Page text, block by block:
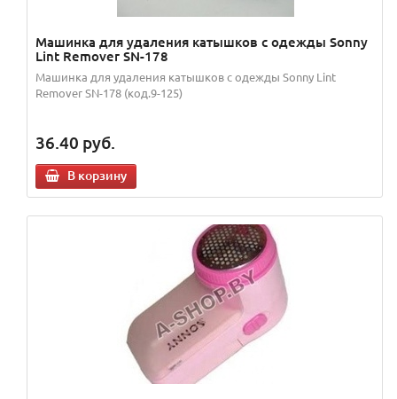
Машинка для удаления катышков с одежды Sonny
Lint Remover SN-178
Машинка для удаления катышков с одежды Sonny Lint
Remover SN-178 (код.9-125)
36.40 руб.
В корзину